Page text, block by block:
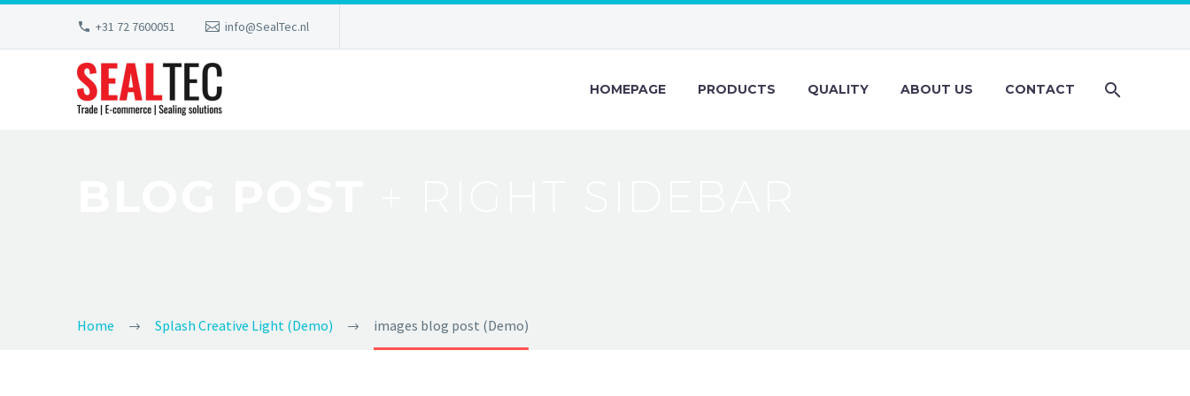
+31 72 7600051 info@SealTec.nl
HOMEPAGE PRODUCTS QUALITY ABOUT US CONTACT
Home Splash Creative Light (Demo) images blog post (Demo)